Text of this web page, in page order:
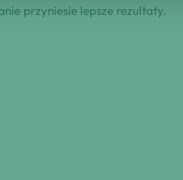
przyniesie lepsze rezultaty.